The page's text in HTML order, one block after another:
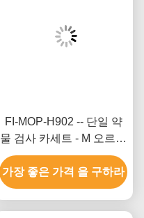
FI-MOP-H902 -- 단일 약
물 검사 카세트 - M 오르핀
(MOP) (발)
가장 좋은 가격 을 구하라